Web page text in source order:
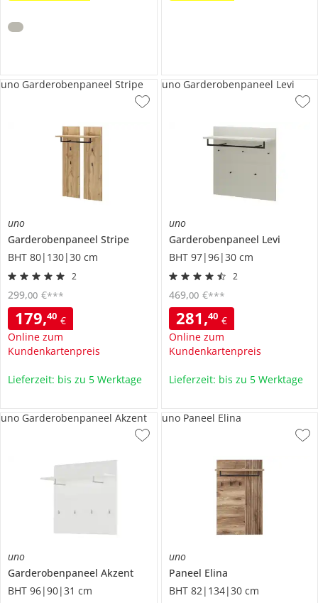
uno
Garderobenpaneel Stripe
BHT 80|130|30 cm
2
179,40 €
Online zum
Kundenkartenpreis
299,00 €***
uno Garderobenpaneel Stripe
Lieferzeit: bis zu 5 Werktage
uno
Garderobenpaneel Levi
BHT 97|96|30 cm
2
281,40 €
Online zum
Kundenkartenpreis
469,00 €***
uno Garderobenpaneel Levi
Lieferzeit: bis zu 5 Werktage
uno
Garderobenpaneel Akzent
BHT 96|90|31 cm
uno Garderobenpaneel Akzent
uno
Paneel Elina
BHT 82|134|30 cm
uno Paneel Elina